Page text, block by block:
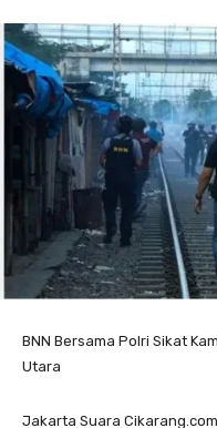
BNN Bersama Polri Sikat
Utara
Jakarta Suara Cikarang.com